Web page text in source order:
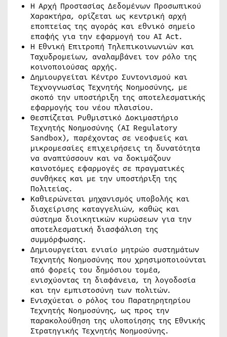
Η Αρχή Προστασίας Δεδομένων Προσωπικού
Χαρακτήρα, ορίζεται ως κεντρική αρχή
εποπτείας της αγοράς και εθνικό σημείο
επαφής για την εφαρμογή του AI Act.
Η Εθνική Επιτροπή Τηλεπικοινωνιών και
Ταχυδρομείων, αναλαμβάνει τον ρόλο της
κοινοποιούσας αρχής.
Δημιουργείται Κέντρο Συντονισμού και
Τεχνογνωσίας Τεχνητής Νοημοσύνης, με
σκοπό την υποστήριξη της αποτελεσματικής
εφαρμογής του νέου πλαισίου.
Θεσπίζεται Ρυθμιστικό Δοκιμαστήριο
Τεχνητής Νοημοσύνης (AI Regulatory
Sandbox), παρέχοντας σε νεοφυείς και
μικρομεσαίες επιχειρήσεις τη δυνατότητα
να αναπτύσσουν και να δοκιμάζουν
καινοτόμες εφαρμογές σε πραγματικές
συνθήκες και με την υποστήριξη της
Πολιτείας.
Καθιερώνεται μηχανισμός υποβολής και
διαχείρισης καταγγελιών, καθώς και
σύστημα διοικητικών κυρώσεων για την
αποτελεσματική διασφάλιση της
συμμόρφωσης.
Δημιουργείται ενιαίο μητρώο συστημάτων
Τεχνητής Νοημοσύνης που χρησιμοποιούνται
από φορείς του δημόσιου τομέα,
ενισχύοντας τη διαφάνεια, τη λογοδοσία
και την εμπιστοσύνη των πολιτών.
Ενισχύεται ο ρόλος του Παρατηρητηρίου
Τεχνητής Νοημοσύνης, ως προς την
παρακολούθηση της υλοποίησης της Εθνικής
Στρατηγικής Τεχνητής Νοημοσύνης.